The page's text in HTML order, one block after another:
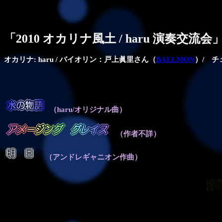
「2010 オカリナ風土 / haru 演奏交流
オカリナ: haru / バイオリン：戸上眞里さん（BALLMON）/ チ
（haru/オリジナル曲）
（作者不詳）
（アンドレギャニオン作曲）